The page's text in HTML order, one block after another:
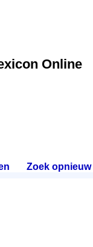
Online
Zoek opnieuw.